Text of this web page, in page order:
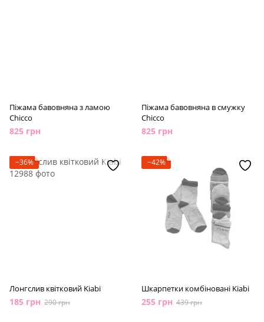
Піжама бавовняна з ламою
Chicco
825 грн
Піжама бавовняна в смужку
Chicco
825 грн
−36%
Лонгслив квітковий Kiabi
185 грн 290 грн
−42%
Шкарпетки комбіновані Kiabi
255 грн 439 грн